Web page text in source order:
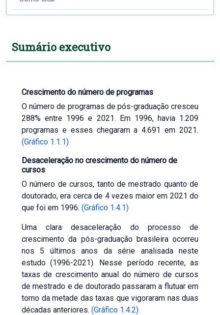
Sumário executivo
Crescimento do número de programas
O número de programas de pós-graduação cresceu
288% entre 1996 e 2021. Em 1996, havia 1.209
programas e esses chegaram a 4.691 em 2021.
(Gráfico 1.1.1)
Desaceleração no crescimento do número de
cursos
O número de cursos, tanto de mestrado quanto de
doutorado, era cerca de 4 vezes maior em 2021 do
que foi em 1996. (Gráfico 1.4.1)
Uma clara desaceleração do processo de
crescimento da pós-graduação brasileira ocorreu
nos 5 últimos anos da série analisada neste
estudo (1996-2021). Nesse período recente, as
taxas de crescimento anual do número de cursos
de mestrado e de doutorado passaram a flutuar em
torno da metade das taxas que vigoraram nas duas
décadas anteriores. (Gráfico 1.4.2)